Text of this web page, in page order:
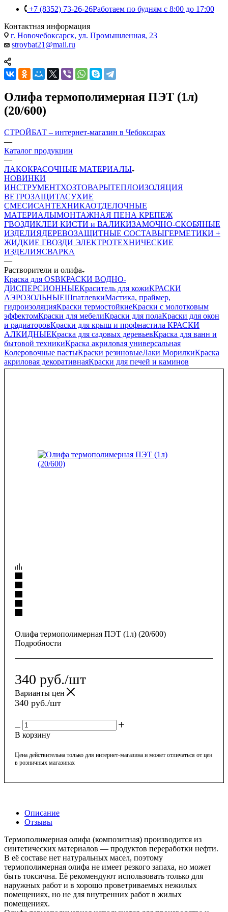
+7 (8352) 73-26-26Работаем по будням с 8:00 до 17:00
Контактная информация
г. Новочебоксарск, ул. Промышленная, 23
stroybat21@mail.ru
Олифа термополимерная ПЭТ (1л)
(20/600)
СТРОЙБАТ – интернет-магазин в Чебоксарах
—
Каталог продукции
—
ЛАКОКРАСОЧНЫЕ МАТЕРИАЛЫ
НОВИНКИ
ИНСТРУМЕНТХОЗТОВАРЫТЕПЛОИЗОЛЯЦИЯ
ВЕТРОЗАЩИТАСУХИЕ
СМЕСИСАНТЕХНИКАОТДЕЛОЧНЫЕ
МАТЕРИАЛЫМОНТАЖНАЯ ПЕНА КРЕПЕЖ
ГВОЗДИКЛЕИ КИСТИ и ВАЛИКИЗАМОЧНО-СКОБЯНЫЕ
ИЗДЕЛИЯДЕРЕВОЗАЩИТНЫЕ СОСТАВЫГЕРМЕТИКИ +
ЖИДКИЕ ГВОЗДИ ЭЛЕКТРОТЕХНИЧЕСКИЕ
ИЗДЕЛИЯСВАРКА
—
Растворители и олифа
Краска для OSBКРАСКИ ВОДНО-
ДИСПЕРСИОННЫЕКраситель для кожиКРАСКИ
АЭРОЗОЛЬНЫЕШпатлевкиМастика, праймер,
гидроизоляцияКраски термостойкиеКраски с молотковым
эффектомКраски для мебелиКраски для полаКраски для окон
и радиаторовКраски для крыш и профнастила КРАСКИ
АЛКИДНЫЕКраска для садовых деревьевКраска для ванн и
бытовой техникиКраска акриловая универсальная
Колеровочные пастыКраски резиновыеЛаки МорилкиКраска
акриловая декоративнаяКраски для печей и каминов
Олифа термополимерная ПЭТ (1л) (20/600)
Подробности
340 руб./шт
Варианты цен
340 руб./шт
В корзину
Цена действительна только для интернет-магазина и может отличаться от цен
в розничных магазинах
Описание
Отзывы
Термополимерная олифа (композитная) производится из
синтетических материалов — продуктов переработки нефти.
В её составе нет натуральных масел, поэтому
термополимерная олифа не имеет резкого запаха, но может
быть токсична. Её рекомендуют использовать только для
наружных работ и в хорошо проветриваемых нежилых
помещениях, но не для внутренних работ в жилых
помещениях.